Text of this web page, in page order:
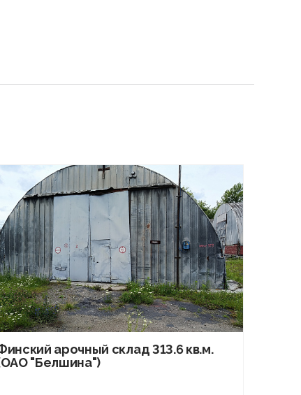
арочный склад 313.6 кв.м.
"Белшина")